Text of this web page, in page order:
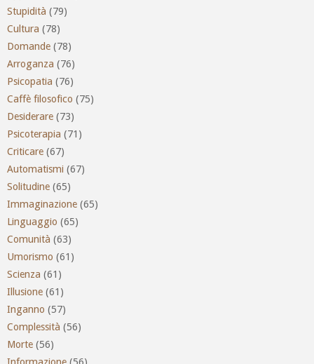
Stupidità (79)
Cultura (78)
Domande (78)
Arroganza (76)
Psicopatia (76)
Caffè filosofico (75)
Desiderare (73)
Psicoterapia (71)
Criticare (67)
Automatismi (67)
Solitudine (65)
Immaginazione (65)
Linguaggio (65)
Comunità (63)
Umorismo (61)
Scienza (61)
Illusione (61)
Inganno (57)
Complessità (56)
Morte (56)